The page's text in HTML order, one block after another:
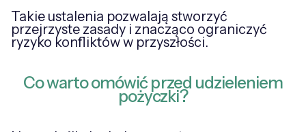
Takie ustalenia pozwalają stworzyć
przejrzyste zasady i znacząco ograniczyć
ryzyko konfliktów w przyszłości.
Co warto omówić przed udzieleniem
pożyczki?